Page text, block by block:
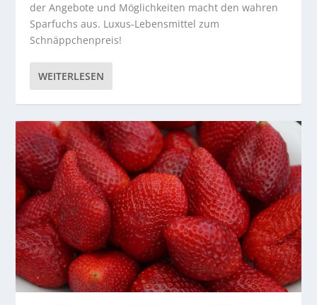
der Angebote und Möglichkeiten macht den wahren
Sparfuchs aus. Luxus-Lebensmittel zum
Schnäppchenpreis!
WEITERLESEN